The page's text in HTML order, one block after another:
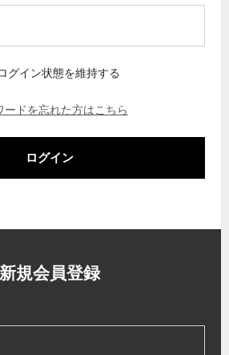
グイン状態を維持する
ードを忘れた方はこちら
ログイン
新規会員登録